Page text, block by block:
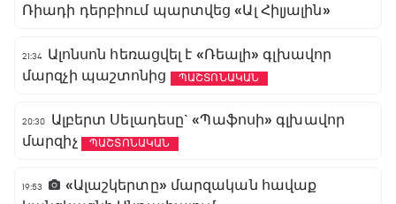
Ռիադի դերբիում պարտվեց «Ալ Հիլյալին»
21:34 Ալոնսոն հեռացվել է «Ռեալի» գլխավոր
մարզչի պաշտոնից
ՊԱՇՏՈՆԱԿԱՆ
20:30
Ալբերտ Սելադեսը` «Պաֆոսի» գլխավոր
մարզիչ
ՊԱՇՏՈՆԱԿԱՆ
19:53
«Ալաշկերտը» մարզական հավաք